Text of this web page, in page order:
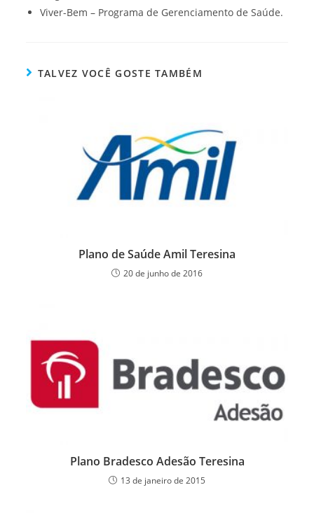
Viver-Bem – Programa de Gerenciamento de Saúde.
TALVEZ VOCÊ GOSTE TAMBÉM
Plano de Saúde Amil Teresina
20 de junho de 2016
Plano Bradesco Adesão Teresina
13 de janeiro de 2015